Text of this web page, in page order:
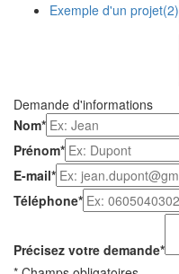
Exemple d'un projet(2)
Demande d'informations
Nom*
Prénom*
E-mail*
Téléphone*
Précisez votre demande*